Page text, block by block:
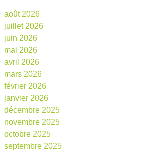
août 2026
juillet 2026
juin 2026
mai 2026
avril 2026
mars 2026
février 2026
janvier 2026
décembre 2025
novembre 2025
octobre 2025
septembre 2025